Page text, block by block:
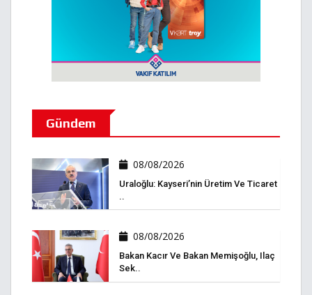
Gündem
08/08/2026
Uraloğlu: Kayseri’nin Üretim Ve Ticaret
..
08/08/2026
Bakan Kacır Ve Bakan Memişoğlu, Ilaç
Sek..